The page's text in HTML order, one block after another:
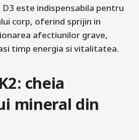
este indispensabila pentru
corp, oferind sprijin in
afectiunilor grave,
timp energia si vitalitatea.
cheia
mineral din